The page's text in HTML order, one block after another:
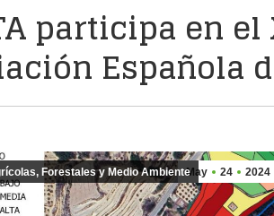
participa en el
Española
May 24 2024
Forestales y Medio Ambiente